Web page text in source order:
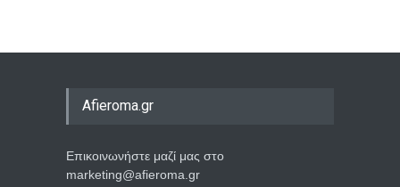
Afieroma.gr
Επικοινωνήστε μαζί μας στο
marketing@afieroma.gr